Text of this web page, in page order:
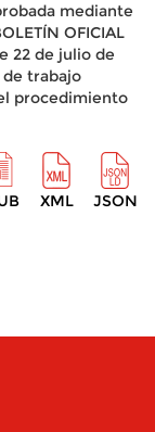
mediante
OFICIAL
22 de julio de
de trabajo
procedimiento
XML JSON